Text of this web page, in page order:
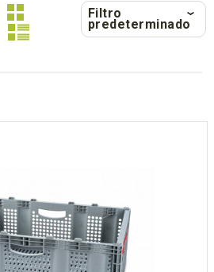
Filtro
predeterminado